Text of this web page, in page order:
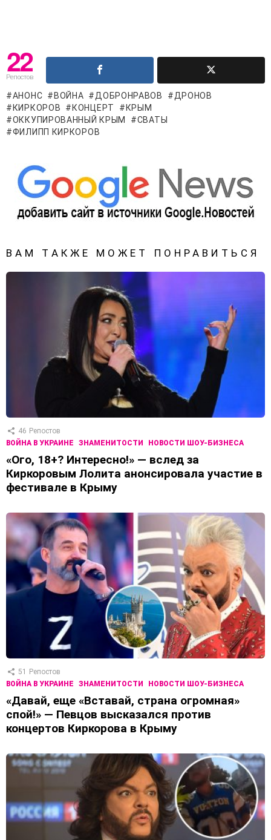
22
Репостов
АНОНС ВОЙНА ДОБРОНРАВОВ
ДРОНОВ
КИРКОРОВ
КОНЦЕРТ
КРЫМ
ОККУПИРОВАННЫЙ КРЫМ
СВАТЫ
ФИЛИПП КИРКОРОВ
ВАМ ТАКЖЕ МОЖЕТ ПОНРАВИТЬСЯ
46 Репостов
ВОЙНА В УКРАИНЕ
ЗНАМЕНИТОСТИ НОВОСТИ ШОУ-БИЗНЕСА
«Ого, 18+? Интересно!» — вслед за
Киркоровым Лолита анонсировала участие в
фестивале в Крыму
51 Репостов
ВОЙНА В УКРАИНЕ
ЗНАМЕНИТОСТИ НОВОСТИ ШОУ-БИЗНЕСА
«Давай, еще «Вставай, страна огромная»
спой!» — Певцов высказался против
концертов Киркорова в Крыму